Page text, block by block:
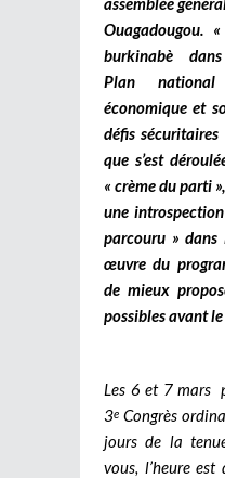
Ouagadougou.
burkinabè
Plan national
économique et
défis sécuritaires
que s’est
« crème du parti
une
parcouru »
œuvre du
de mieux
possibles avant
Les 6 et 7 mars
3e Congrès
jours de la
vous, l’heure